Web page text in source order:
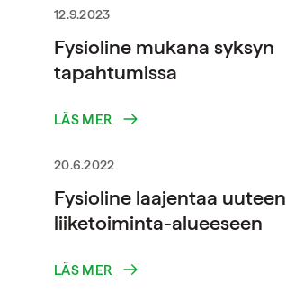
12.9.2023
Fysioline mukana syksyn
tapahtumissa
LÄS MER
20.6.2022
Fysioline laajentaa uuteen
liiketoiminta-alueeseen
LÄS MER